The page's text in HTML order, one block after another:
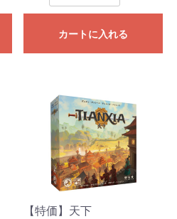
カートに入れる
【特価】天下